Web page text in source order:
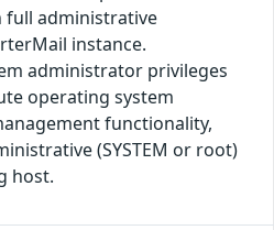
full administrative
instance.
administrator privileges
operating system
functionality,
(SYSTEM or root)
host.